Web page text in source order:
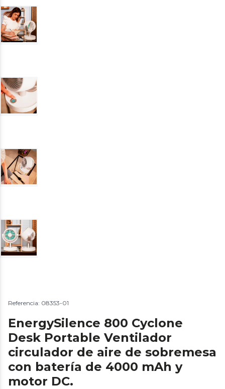
Referencia: 08353-01
EnergySilence 800 Cyclone
Desk Portable Ventilador
circulador de aire de sobremesa
con batería de 4000 mAh y
motor DC.